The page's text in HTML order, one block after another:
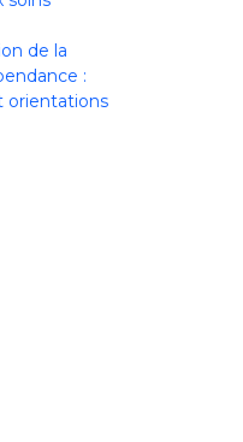
de la
:
orientations